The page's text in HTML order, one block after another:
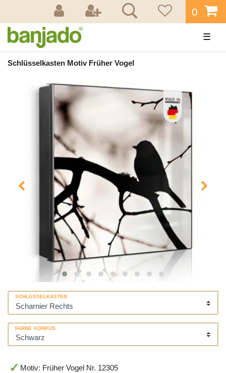
0
☰
Schlüsselkasten Motiv Früher Vogel
SCHLÜSSELKASTEN
FARBE KORPUS
Motiv: Früher Vogel Nr. 12305